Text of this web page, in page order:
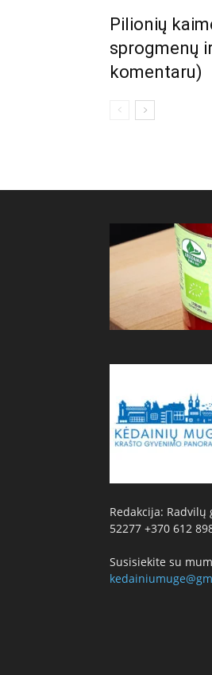
Pilionių
sprogmenų
komentaru)
Redakcija: Radvilų
52277 +370 612
Susisiekite su